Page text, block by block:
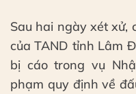
Sau hai ngày xét xử,
của TAND tỉnh Lâm
bị cáo trong vụ
phạm quy định về